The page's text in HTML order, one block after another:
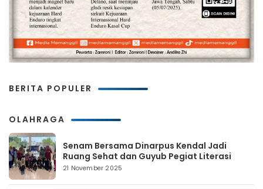
BERITA POPULER
OLAHRAGA
Senam Bersama Dinarpus Kendal Jadi
Ruang Sehat dan Guyub Pegiat Literasi
21 November 2025